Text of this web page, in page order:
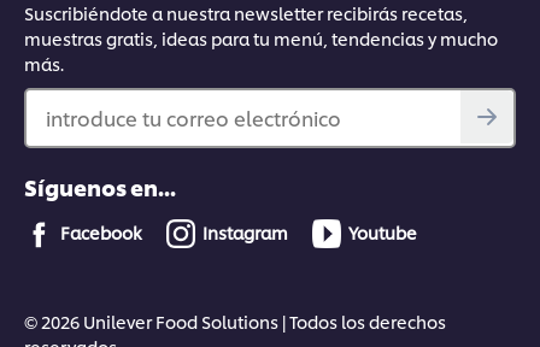
Suscribiéndote a nuestra newsletter recibirás recetas,
muestras gratis, ideas para tu menú, tendencias y mucho
más.
introduce tu correo electrónico
Síguenos en...
Facebook Instagram Youtube
© 2026 Unilever Food Solutions | Todos los derechos